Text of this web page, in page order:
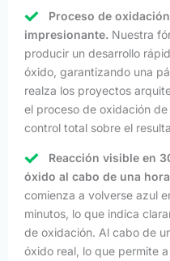
Proceso de
impresionante. Nuestra
producir un desarrollo
óxido, garantizando una
realza los proyectos
el proceso de oxidación
control total sobre el
Reacción visible en
óxido al cabo de una
comienza a volverse azul
minutos, lo que indica
de oxidación. Al cabo de
óxido real, lo que permite